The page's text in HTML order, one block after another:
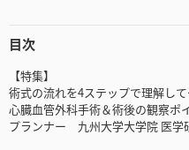
目次
【特集】
術式の流れを4ステップで理解し
心臓血管外科手術＆術後の観察ポ
プランナー 九州大学大学院 医